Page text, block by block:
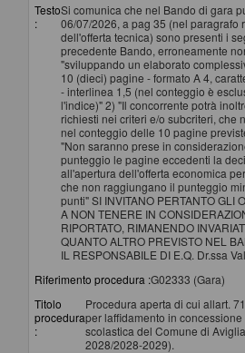
Testo
:
Si comunica che nel Bando di gara
06/07/2026, a pag 35 (nel paragrafo
dell'offerta tecnica) sono presenti i
precedente Bando, erroneamente
"sviluppando un elaborato
10 (dieci) pagine - formato A 4,
- interlinea 1,5 (nel conteggio è
l'indice)" 2) "Il concorrente potrà
richiesti nei criteri e/o subcriteri, che
nel conteggio delle 10 pagine
"Non saranno prese in
punteggio le pagine eccedenti la
all'apertura dell'offerta economica
che non raggiungano il punteggio
punti" SI INVITANO PERTANTO GLI
A NON TENERE IN
RIPORTATO, RIMANENDO
QUANTO ALTRO PREVISTO NEL
IL RESPONSABILE DI E.Q. Dr.ssa
Riferimento procedura :G02333 (Gara)
Titolo
procedura
:
Procedura aperta di cui allart.
per laffidamento in
scolastica del Comune di
2028/2028-2029).